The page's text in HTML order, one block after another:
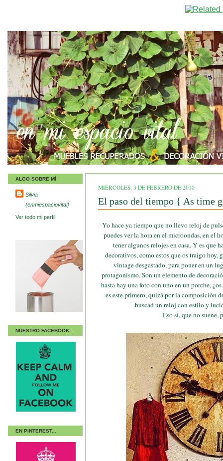
ALGO SOBRE MÍ
Silvia
{enmiespaciovital}
Ver todo mi perfil
NUESTRO FACEBOOK...
EN PINTEREST...
MIÉRCOLES, 3 DE FEBRERO DE 2010
El paso del tiempo { As time
Yo hace ya tiempo que no llevo reloj de
puedes ver la hora en el microondas, en el
tener algunos relojes en casa. Y es que
decorativos, como estos que os traigo hoy,
vintage desgastado, para poner en un
protagonismo. Son un elemento de
hasta hay una foto con uno en un porche,
es este primero, quizá por la composición
buscad un reloj con estilo y
Eso sí, que no suene,